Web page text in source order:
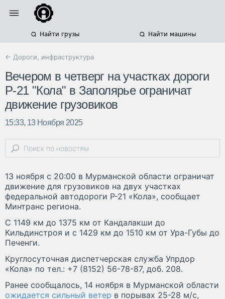
Найти грузы Найти машины
← Дороги, инфраструктура
Вечером в четверг на участках дороги
Р-21 "Кола" в Заполярье ограничат
движение грузовиков
15:33, 13 Ноября 2025
13 ноября с 20:00 в Мурманской области ограничат
движение для грузовиков на двух участках
федеральной автодороги Р-21 «Кола», сообщает
Минтранс региона.
С 1149 км до 1375 км от Кандалакши до
Кильдинстроя и с 1429 км до 1510 км от Ура-Губы до
Печенги.
Круглосуточная диспетчерская служба Упрдор
«Кола» по тел.: +7 (8152) 56-78-87, доб. 208.
Ранее сообщалось, 14 ноября в Мурманской области
ожидается сильный ветер в порывах 25-28 м/с,